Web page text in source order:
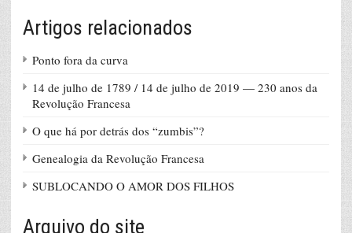
Artigos relacionados
Ponto fora da curva
14 de julho de 1789 / 14 de julho de 2019 — 230 anos da
Revolução Francesa
O que há por detrás dos “zumbis”?
Genealogia da Revolução Francesa
SUBLOCANDO O AMOR DOS FILHOS
Arquivo do site